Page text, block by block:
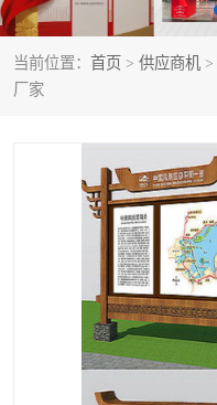
当前位置： 首页 > 供应商机 >
厂家
标识标牌类
展架